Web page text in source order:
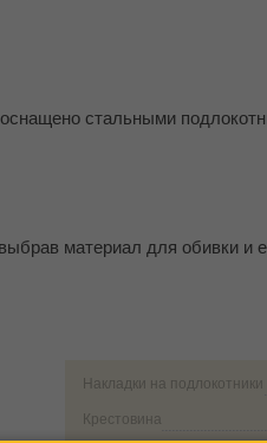
стальными
материал для обивки и
Накладки на подлокотники
Крестовина